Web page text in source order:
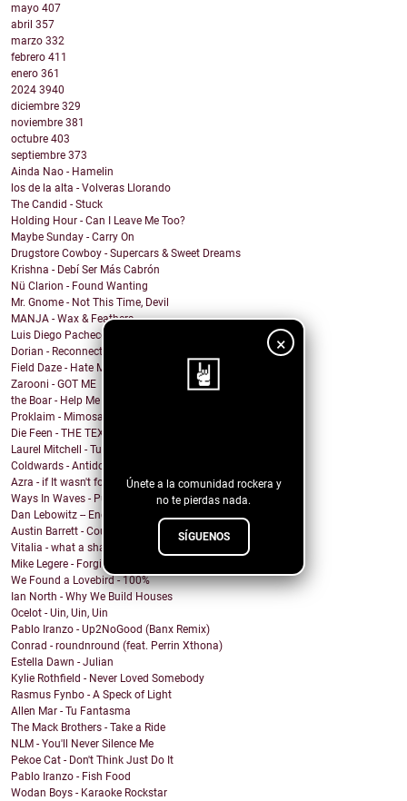
×
Únete a la comunidad rockera y
no te pierdas nada.
SÍGUENOS
mayo 407
abril 357
marzo 332
febrero 411
enero 361
2024 3940
diciembre 329
noviembre 381
octubre 403
septiembre 373
Ainda Nao - Hamelin
los de la alta - Volveras Llorando
The Candid - Stuck
Holding Hour - Can I Leave Me Too?
Maybe Sunday - Carry On
Drugstore Cowboy - Supercars & Sweet Dreams
Krishna - Debí Ser Más Cabrón
Nü Clarion - Found Wanting
Mr. Gnome - Not This Time, Devil
MANJA - Wax & Feathers
Luis Diego Pacheco - Magic Girl
Dorian - Reconnected
Field Daze - Hate Me
Zarooni - GOT ME
the Boar - Help Me
Proklaim - Mimosa
Die Feen - THE TEXAN
Laurel Mitchell - Tuesday, Parkway
Coldwards - Antidote
Azra - if It wasn't for you
Ways In Waves - Pulled to the Sky
Dan Lebowitz -- Enemies
Austin Barrett - Country Enuf
Vitalia - what a shame
Mike Legere - Forgiveness
We Found a Lovebird - 100%
Ian North - Why We Build Houses
Ocelot - Uin, Uin, Uin
Pablo Iranzo - Up2NoGood (Banx Remix)
Conrad - roundnround (feat. Perrin Xthona)
Estella Dawn - Julian
Kylie Rothfield - Never Loved Somebody
Rasmus Fynbo - A Speck of Light
Allen Mar - Tu Fantasma
The Mack Brothers - Take a Ride
NLM - You'll Never Silence Me
Pekoe Cat - Don't Think Just Do It
Pablo Iranzo - Fish Food
Wodan Boys - Karaoke Rockstar